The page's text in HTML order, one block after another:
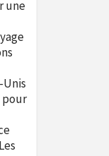
une
Unis
pour
Les